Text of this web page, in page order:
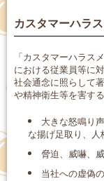
カスタマーハラ
「カスタマーハラス
における従業員等に
社会通念に照らして
や精神衛生等を害す
大きな怒鳴り
な揚げ足取り、
脅迫、威嚇、
当社への虚偽